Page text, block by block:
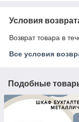
Условия
Возврат товара в
Все условия
Подобные